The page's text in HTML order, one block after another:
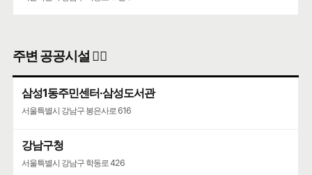
주변 공공시설 👨‍✈️
삼성1동주민센터·삼성도서관
서울특별시 강남구 봉은사로 616
강남구청
서울특별시 강남구 학동로 426